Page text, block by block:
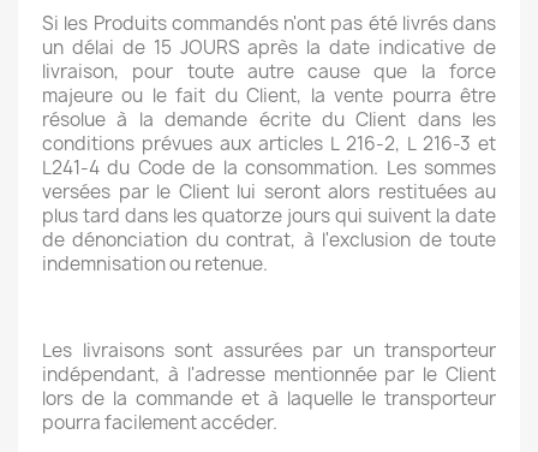
Si les Produits commandés n'ont pas été livrés dans
un délai de 15 JOURS après la date indicative de
livraison, pour toute autre cause que la force
majeure ou le fait du Client, la vente pourra être
résolue à la demande écrite du Client dans les
conditions prévues aux articles L 216-2, L 216-3 et
L241-4 du Code de la consommation. Les sommes
versées par le Client lui seront alors restituées au
plus tard dans les quatorze jours qui suivent la date
de dénonciation du contrat, à l'exclusion de toute
indemnisation ou retenue.
Les livraisons sont assurées par un transporteur
indépendant, à l'adresse mentionnée par le Client
lors de la commande et à laquelle le transporteur
pourra facilement accéder.